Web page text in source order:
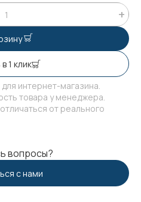
1 клик
интернет-магазина.
товара у менеджера.
от реального
вопросы?
с нами